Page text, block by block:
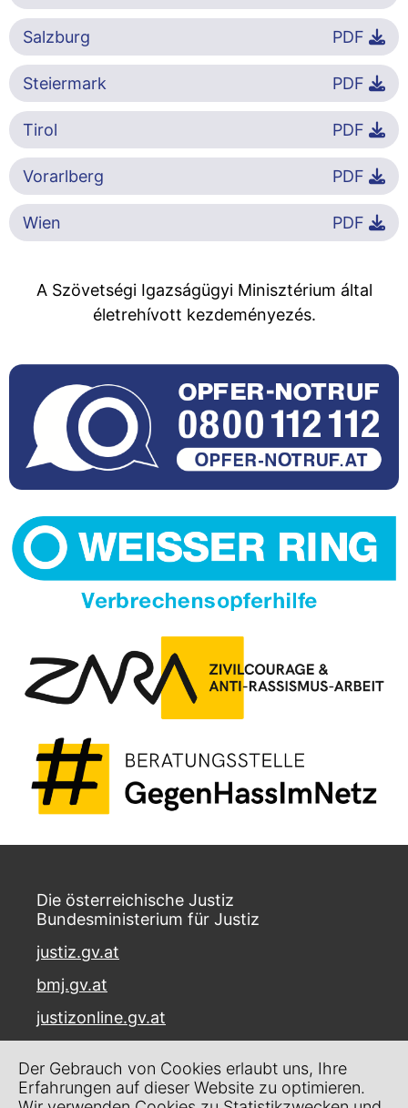
Salzburg PDF
Steiermark PDF
Tirol PDF
Vorarlberg PDF
Wien PDF
A Szövetségi Igazságügyi Minisztérium által
életrehívott kezdeményezés.
Die österreichische Justiz
Bundesministerium für Justiz
justiz.gv.at
bmj.gv.at
justizonline.gv.at
Museumstraße 7
1070 Wien
Der Gebrauch von Cookies erlaubt uns, Ihre
Erfahrungen auf dieser Website zu optimieren.